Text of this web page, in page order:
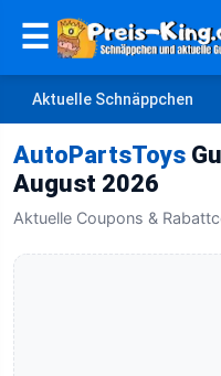
☰
Aktuelle Schnäppchen
AutoPartsToys
August 2026
Aktuelle Coupons &